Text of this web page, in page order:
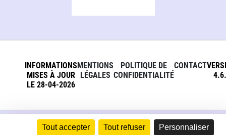
Tout accepter Tout refuser Personnaliser
INFORMATIONS
MISES À JOUR
LE 28-04-2026
MENTIONS
LÉGALES
POLITIQUE DE
CONFIDENTIALITÉ
CONTACT